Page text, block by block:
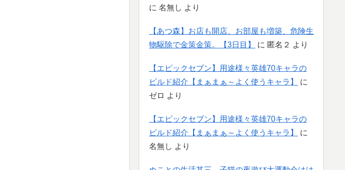
に 名無し より
【あつ森】お店も開店、お部屋も増築、危険生
物駆除で金策金策。【3日目】
に 匿名２ より
【エピックセブン】用途様々英雄70キャラの
ビルド紹介【まぁまぁ～よく使うキャラ】
に
ゼロ より
【エピックセブン】用途様々英雄70キャラの
ビルド紹介【まぁまぁ～よく使うキャラ】
に
名無し より